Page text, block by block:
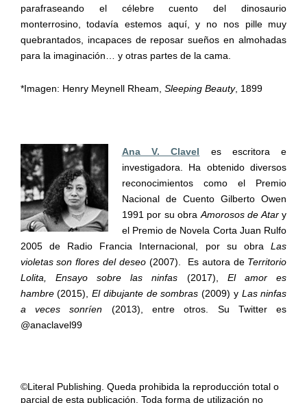
parafraseando el célebre cuento del dinosaurio
monterrosino, todavía estemos aquí, y no nos pille muy
quebrantados, incapaces de reposar sueños en almohadas
para la imaginación… y otras partes de la cama.
*Imagen: Henry Meynell Rheam, Sleeping Beauty, 1899
Ana V. Clavel
es escritora e
investigadora. Ha obtenido diversos
reconocimientos como el Premio
Nacional de Cuento Gilberto Owen
1991 por su obra Amorosos de Atary
el Premio de Novela Corta Juan Rulfo
2005 de Radio Francia Internacional, por su obraLas
violetas son flores del deseo (2007). Es autora de Territorio
Lolita, Ensayo sobre las ninfas (2017), El amor es
hambre(2015),El dibujante de sombras (2009) y Las ninfas
a veces sonríen (2013), entre otros. Su Twitter es
@anaclavel99
©Literal Publishing. Queda prohibida la reproducción total o
parcial de esta publicación. Toda forma de utilización no